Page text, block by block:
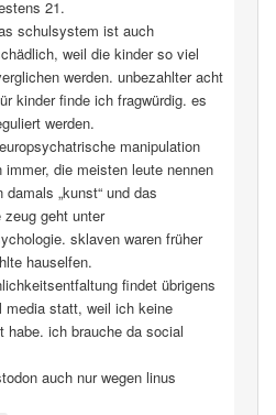
21.
schulsystem ist auch
weil die kinder so viel
werden. unbezahlter acht
kinder finde ich fragwürdig. es
werden.
manipulation
immer, die meisten leute nennen
„kunst“ und das
zeug geht unter
sklaven waren früher
hauselfen.
findet übrigens
media statt, weil ich keine
habe. ich brauche da social
auch nur wegen linus